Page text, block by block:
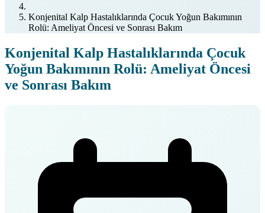
Konjenital Kalp Hastalıklarında Çocuk Yoğun Bakımının
Rolü: Ameliyat Öncesi ve Sonrası Bakım
Konjenital Kalp Hastalıklarında Çocuk
Yoğun Bakımının Rolü: Ameliyat Öncesi
ve Sonrası Bakım